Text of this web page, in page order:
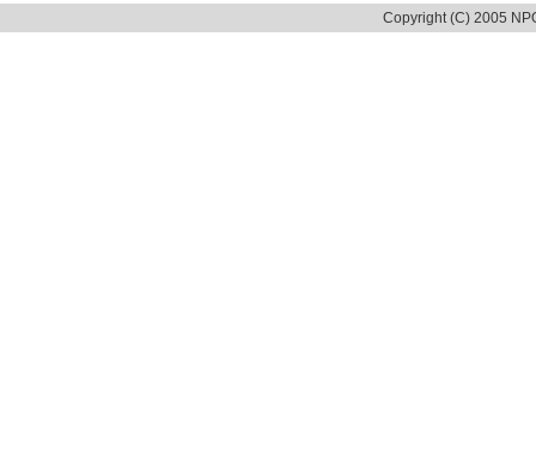
Copyright (C) 2005